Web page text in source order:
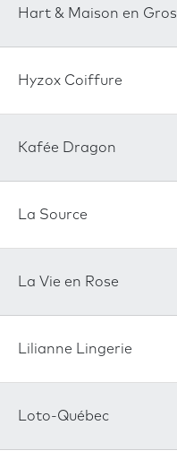
Hart & Maison en Gros
Hyzox Coiffure
Kafée Dragon
La Source
La Vie en Rose
Lilianne Lingerie
Loto-Québec